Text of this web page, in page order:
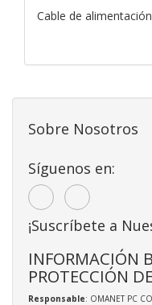
Cable de
Sobre Nosotros
Síguenos en:
¡Suscríbete a
INFORMACIÓN
PROTECCIÓN
Responsable: OMANET PC